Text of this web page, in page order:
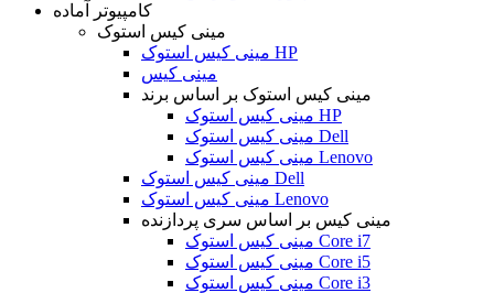
کامپیوتر آماده
مینی کیس استوک
مینی کیس استوک HP
مینی کیس
مینی کیس استوک بر اساس برند
مینی کیس استوک HP
مینی کیس استوک Dell
مینی کیس استوک Lenovo
مینی کیس استوک Dell
مینی کیس استوک Lenovo
مینی کیس بر اساس سری پردازنده
مینی کیس استوک Core i7
مینی کیس استوک Core i5
مینی کیس استوک Core i3